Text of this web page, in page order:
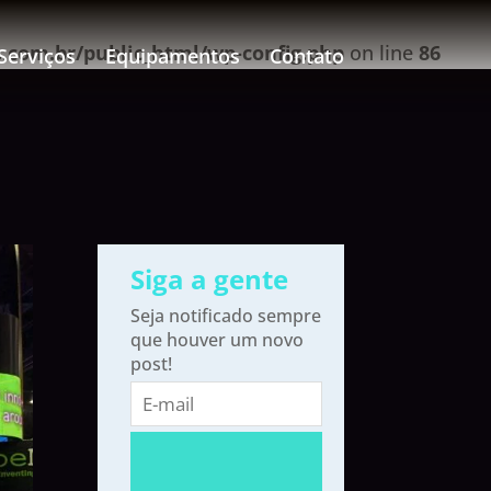
public_html/wp-config.phpon line86
Equipamentos Contato
Siga a gente
Seja notificado sempre
que houver um novo
post!
E-
mail